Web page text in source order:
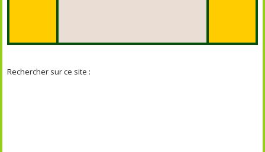
Rechercher sur ce site :